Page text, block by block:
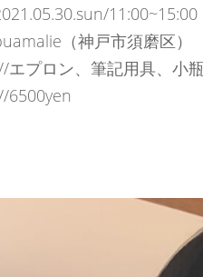
11:00~15:00
（神戸市須磨区）
エプロン、筆記用具、小
6500yen